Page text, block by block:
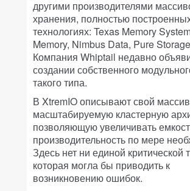
другими производителями
хранения, полностью
технологиях: Texas Memory
Memory, Nimbus Data, Pure
Компания Whiptail недавно
создании собственного
такого типа.
В XtremIO описывают свой
масштабируемую кластерную
позволяющую увеличивать
производительность по мере
Здесь нет ни единой критической
которая могла бы приводить к
возникновению ошибок.